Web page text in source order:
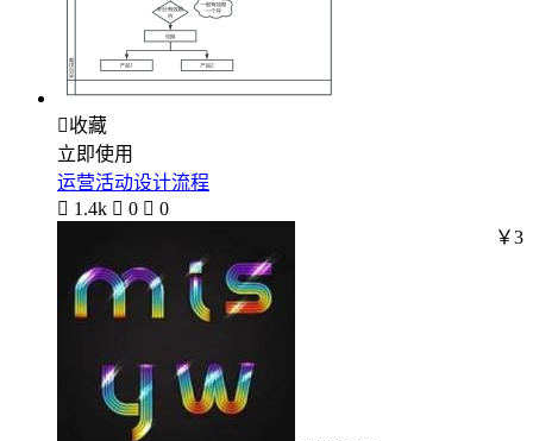
收藏
立即使用
运营活动设计流程
 1.4k  0  0
￥3